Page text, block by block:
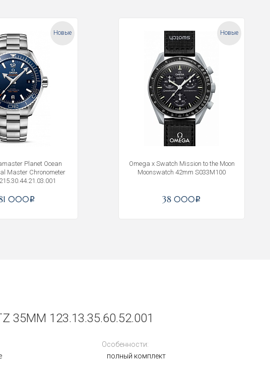
Новые
Planet Ocean
Master Chronometer
000i
Новые
Omega x Swatch Mission to the Moon
Moonswatch 42mm S033M100
38 000i
35MM 123.13.35.60.52.001
Особенности:
полный комплект